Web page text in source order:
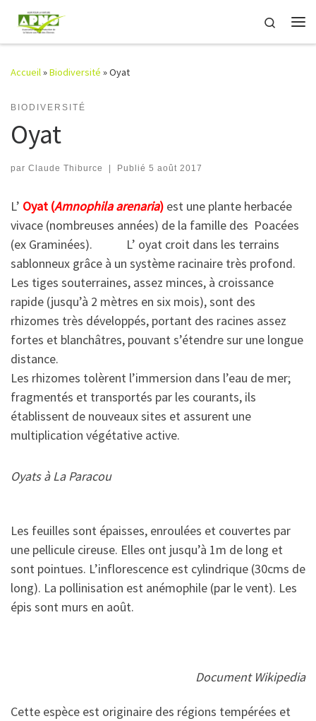
Passer au contenu
Search
Accueil»Biodiversité »Oyat
BIODIVERSITÉ
Oyat
par Claude Thiburce | Publié 5 août 2017
L’ Oyat (Amnophila arenaria) est une plante herbacée
vivace (nombreuses années) de la famille des Poacées
(ex Graminées). L’ oyat croit dans les terrains
sablonneux grâce à un système racinaire très profond.
Les tiges souterraines, assez minces, à croissance
rapide (jusqu’à 2 mètres en six mois), sont des
rhizomes très développés, portant des racines assez
fortes et blanchâtres, pouvant s’étendre sur une longue
distance.
Les rhizomes tolèrent l’immersion dans l’eau de mer;
fragmentés et transportés par les courants, ils
établissent de nouveaux sites et assurent une
multiplication végétative active.
Oyats à La Paracou
Les feuilles sont épaisses, enroulées et couvertes par
une pellicule cireuse. Elles ont jusqu’à 1m de long et
sont pointues. L’inflorescence est cylindrique (30cms de
long). La pollinisation est anémophile (par le vent). Les
épis sont murs en août.
Document Wikipedia
Cette espèce est originaire des régions tempérées et